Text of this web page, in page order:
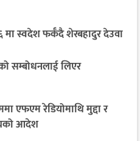
स्वदेश फर्कँदै शेरबहादुर देउवा
सम्बोधनलाई लिएर
एफएम रेडियोमाथि मुद्दा र
आदेश